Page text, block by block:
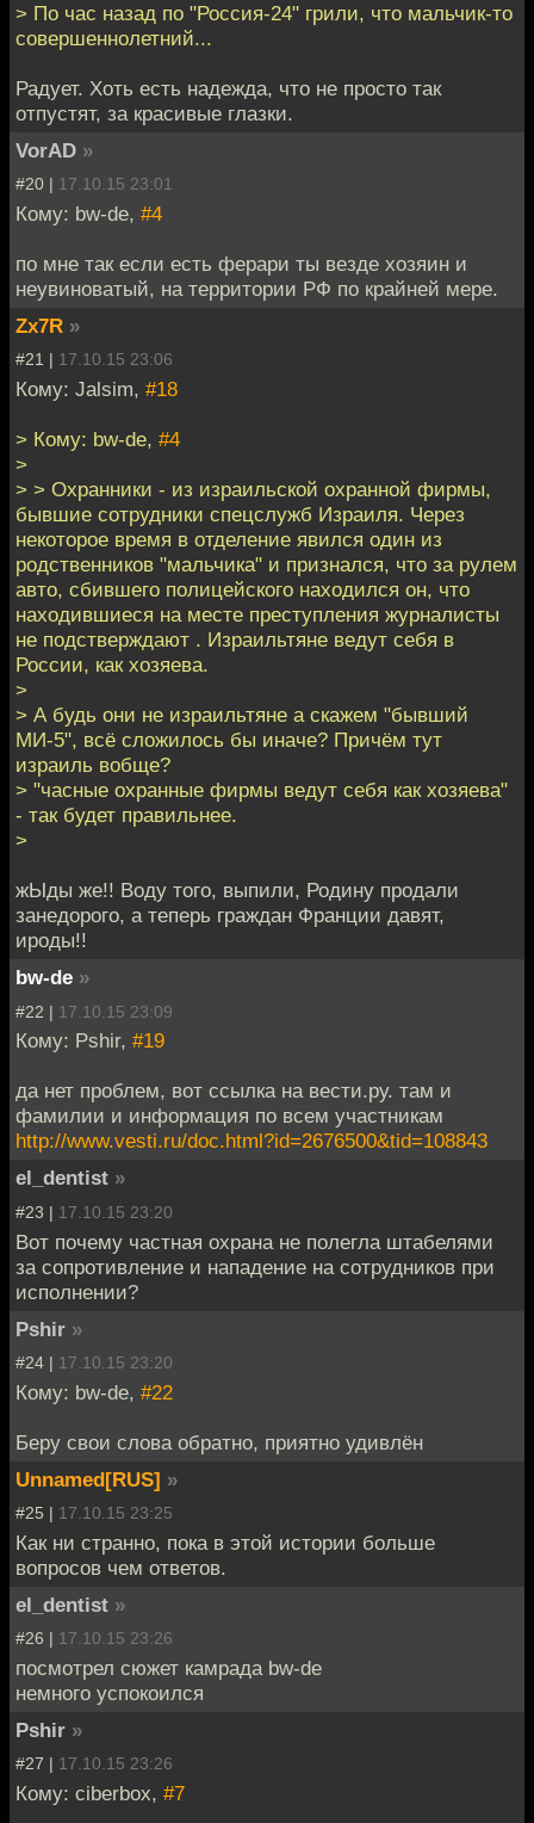
> По час назад по "Россия-24" грили, что мальчик-то
совершеннолетний...
Радует. Хоть есть надежда, что не просто так
отпустят, за красивые глазки.
VorAD »
#20 | 17.10.15 23:01
Кому: bw-de, #4
по мне так если есть ферари ты везде хозяин и
неувиноватый, на территории РФ по крайней мере.
Zx7R »
#21 | 17.10.15 23:06
Кому: Jalsim, #18
> Кому: bw-de, #4
>
> > Охранники - из израильской охранной фирмы,
бывшие сотрудники спецслужб Израиля. Через
некоторое время в отделение явился один из
родственников "мальчика" и признался, что за рулем
авто, сбившего полицейского находился он, что
находившиеся на месте преступления журналисты
не подстверждают . Израильтяне ведут себя в
России, как хозяева.
>
> А будь они не израильтяне а скажем "бывший
МИ-5", всё сложилось бы иначе? Причём тут
израиль вобще?
> "часные охранные фирмы ведут себя как хозяева"
- так будет правильнее.
>
жЫды же!! Воду того, выпили, Родину продали
занедорого, а теперь граждан Франции давят,
ироды!!
bw-de »
#22 | 17.10.15 23:09
Кому: Pshir, #19
да нет проблем, вот ссылка на вести.ру. там и
фамилии и информация по всем участникам
http://www.vesti.ru/doc.html?id=2676500&tid=108843
el_dentist »
#23 | 17.10.15 23:20
Вот почему частная охрана не полегла штабелями
за сопротивление и нападение на сотрудников при
исполнении?
Pshir »
#24 | 17.10.15 23:20
Кому: bw-de, #22
Беру свои слова обратно, приятно удивлён
Unnamed[RUS] »
#25 | 17.10.15 23:25
Как ни странно, пока в этой истории больше
вопросов чем ответов.
el_dentist »
#26 | 17.10.15 23:26
посмотрел сюжет камрада bw-de
немного успокоился
Pshir »
#27 | 17.10.15 23:26
Кому: ciberbox, #7